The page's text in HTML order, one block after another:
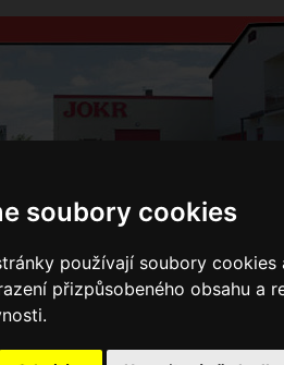
soubory cookies
používají soubory
přizpůsobeného obsahu a
Kontakty Přihlášení Ke
laser
E-shop JOKR